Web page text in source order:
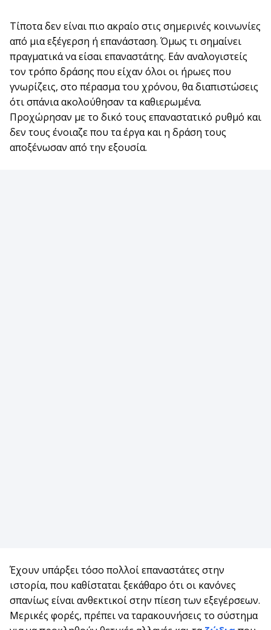
Τίποτα δεν είναι πιο ακραίο στις σημερινές κοινωνίες
από μια εξέγερση ή επανάσταση. Όμως τι σημαίνει
πραγματικά να είσαι επαναστάτης. Εάν αναλογιστείς
τον τρόπο δράσης που είχαν όλοι οι ήρωες που
γνωρίζεις, στο πέρασμα του χρόνου, θα διαπιστώσεις
ότι σπάνια ακολούθησαν τα καθιερωμένα.
Προχώρησαν με το δικό τους επαναστατικό ρυθμό και
δεν τους ένοιαζε που τα έργα και η δράση τους
αποξένωσαν από την εξουσία.
Έχουν υπάρξει τόσο πολλοί επαναστάτες στην
ιστορία, που καθίσταται ξεκάθαρο ότι οι κανόνες
σπανίως είναι ανθεκτικοί στην πίεση των εξεγέρσεων.
Μερικές φορές, πρέπει να ταρακουνήσεις το σύστημα